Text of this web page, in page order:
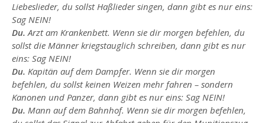
Liebeslieder, du sollst Haßlieder singen, dann gibt es nur eins:
Sag NEIN!
Du. Arzt am Krankenbett. Wenn sie dirmorgen befehlen, du
sollst die Männer kriegstauglich schreiben, dann gibt es nur
eins: Sag NEIN!
Du. Kapitän auf dem Dampfer. Wenn sie dir morgen
befehlen, du sollst keinen Weizen mehr fahren – sondern
Kanonen und Panzer, dann gibt es nur eins: Sag NEIN!
Du. Mann auf dem Bahnhof. Wenn sie dir morgen befehlen,